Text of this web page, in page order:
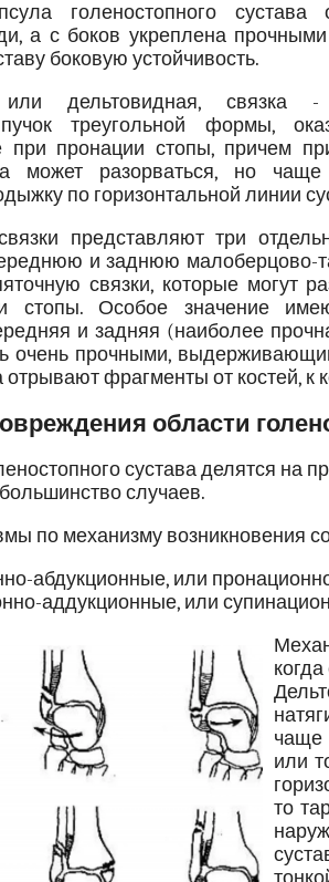
голеностопного сустава
а с боков укреплена прочными
боковую устойчивость.
или дельтовидная, связка -
треугольной формы,
при пронации стопы, причем
может разорваться, но чаще
по горизонтальной линии
представляют три
и заднюю малоберцово-
связки, которые могут
стопы. Особое значение
и задняя (наиболее
очень прочными,
отрывают фрагменты от костей, к
области
сустава делятся
случаев.
по механизму возникновения
абдукционные, или
аддукционные, или
чаще
или
то